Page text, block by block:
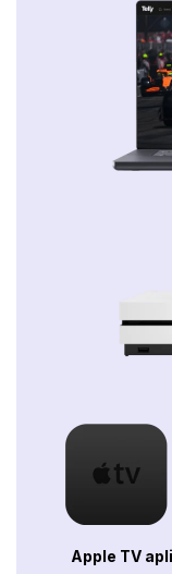
Apple TV